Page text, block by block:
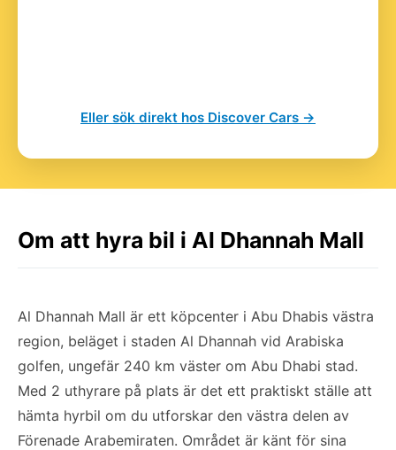
Eller sök direkt hos Discover Cars →
Om att hyra bil i Al Dhannah Mall
Al Dhannah Mall är ett köpcenter i Abu Dhabis västra
region, beläget i staden Al Dhannah vid Arabiska
golfen, ungefär 240 km väster om Abu Dhabi stad.
Med 2 uthyrare på plats är det ett praktiskt ställe att
hämta hyrbil om du utforskar den västra delen av
Förenade Arabemiraten. Området är känt för sina